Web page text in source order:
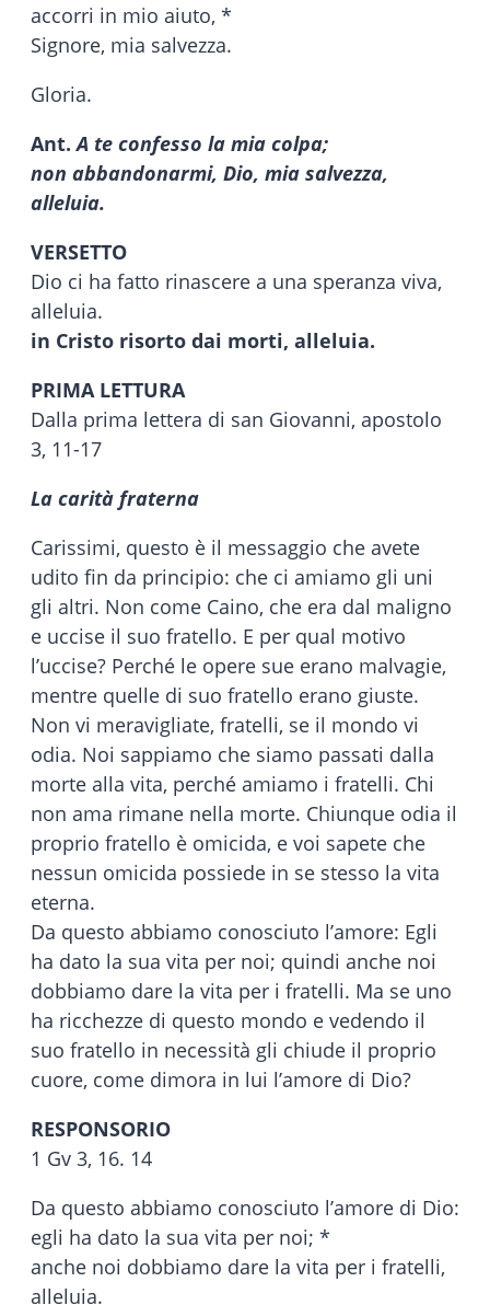
accorri in mio aiuto, *
Signore, mia salvezza.
Gloria.
Ant.A te confesso la mia colpa;
non abbandonarmi, Dio, mia salvezza,
alleluia.
VERSETTO
Dio ci ha fatto rinascere a una speranza viva,
alleluia.
in Cristo risorto dai morti, alleluia.
PRIMA LETTURA
Dalla prima lettera di san Giovanni, apostolo
3, 11-17
La carità fraterna
Carissimi, questo è il messaggio che avete
udito fin da principio: che ci amiamo gli uni
gli altri. Non come Caino, che era dal maligno
e uccise il suo fratello. E per qual motivo
l’uccise? Perché le opere sue erano malvagie,
mentre quelle di suo fratello erano giuste.
Non vi meravigliate, fratelli, se il mondo vi
odia. Noi sappiamo che siamo passati dalla
morte alla vita, perché amiamo i fratelli. Chi
non ama rimane nella morte. Chiunque odia il
proprio fratello è omicida, e voi sapete che
nessun omicida possiede in se stesso la vita
eterna.
Da questo abbiamo conosciuto l’amore: Egli
ha dato la sua vita per noi; quindi anche noi
dobbiamo dare la vita per i fratelli. Ma se uno
ha ricchezze di questo mondo e vedendo il
suo fratello in necessità gli chiude il proprio
cuore, come dimora in lui l’amore di Dio?
RESPONSORIO
1 Gv 3, 16. 14
Da questo abbiamo conosciuto l’amore di Dio:
egli ha dato la sua vita per noi; *
anche noi dobbiamo dare la vita per i fratelli,
alleluia.